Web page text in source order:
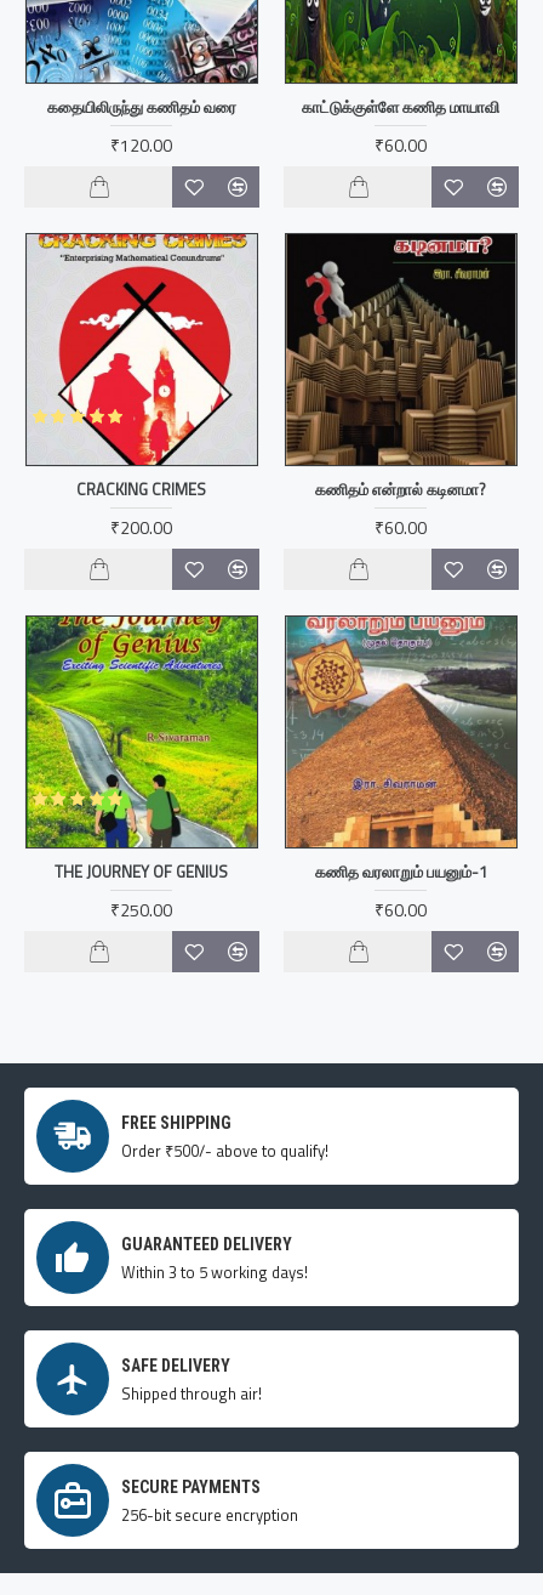
கதையிலிருந்து கணிதம் வரை
₹120.00
காட்டுக்குள்ளே கணித மாயாவி
₹60.00
CRACKING CRIMES
₹200.00
கணிதம் என்றால் கடினமா?
₹60.00
THE JOURNEY OF GENIUS
₹250.00
கணித வரலாறும் பயனும்-1
₹60.00
FREE SHIPPING
Order ₹500/- above to qualify!
GUARANTEED DELIVERY
Within 3 to 5 working days!
SAFE DELIVERY
Shipped through air!
SECURE PAYMENTS
256-bit secure encryption